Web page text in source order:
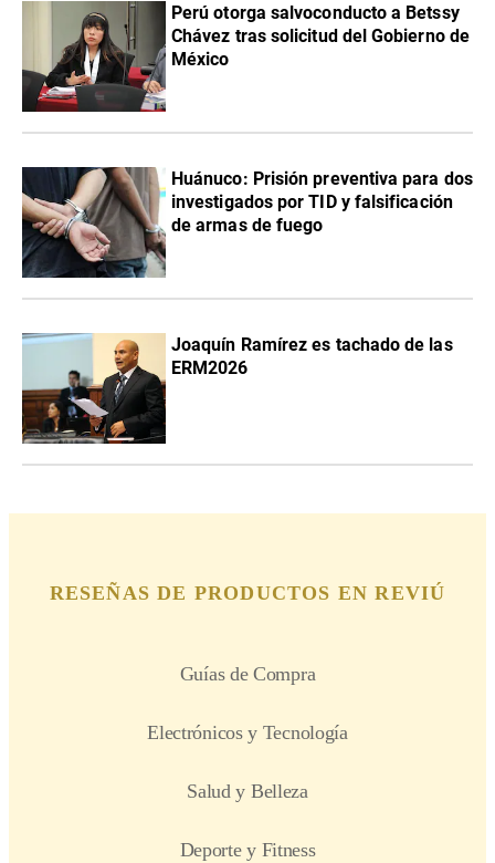
Perú otorga salvoconducto a Betssy
Chávez tras solicitud del Gobierno de
México
Huánuco: Prisión preventiva para dos
investigados por TID y falsificación
de armas de fuego
Joaquín Ramírez es tachado de las
ERM2026